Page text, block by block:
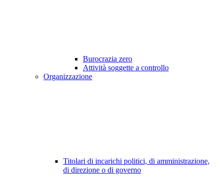
Burocrazia zero
Attività soggette a controllo
Organizzazione
Titolari di incarichi politici, di amministrazione,
di direzione o di governo